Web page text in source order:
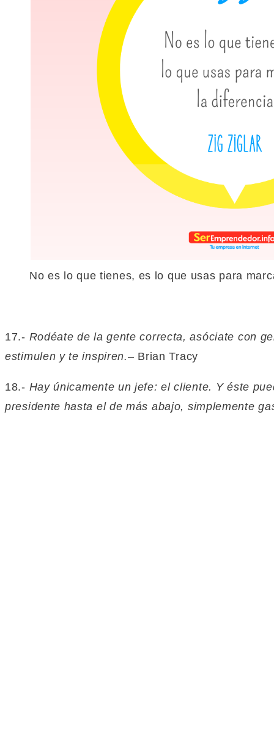
No es lo que tienes, es lo que usas para
17.- Rodéate de la gente correcta, asóciate con
estimulen y te inspiren.– Brian Tracy
18.- Hay únicamente un jefe: el cliente. Y éste
presidente hasta el de más abajo, simplemente